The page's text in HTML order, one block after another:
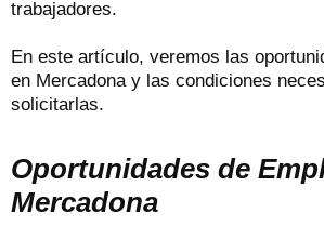
trabajadores.
En este artículo, veremos las
en Mercadona y las condiciones
solicitarlas.
Oportunidades de
Mercadona